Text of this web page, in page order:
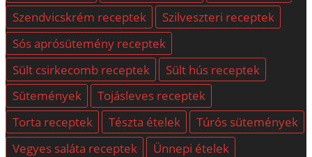
Szendvicskrém receptek
Szilveszteri receptek
Sós aprósütemény receptek
Sült csirkecomb receptek
Sült hús receptek
Sütemények
Tojásleves receptek
Torta receptek
Tészta ételek
Túrós sütemények
Vegyes saláta receptek
Ünnepi ételek